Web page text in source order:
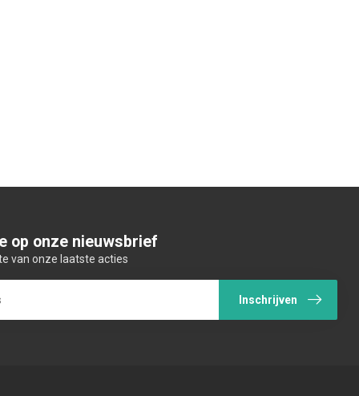
op onze nieuwsbrief
van onze laatste acties
Inschrijven